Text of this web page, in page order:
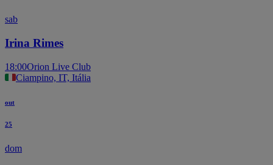
sab
Irina Rimes
18:00Orion Live Club
Ciampino, IT, Itália
out
25
dom